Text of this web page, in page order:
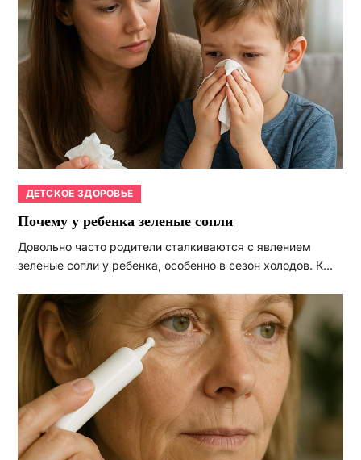
ДЕТСКОЕ ЗДОРОВЬЕ
Почему у ребенка зеленые сопли
Довольно часто родители сталкиваются с явлением
зеленые сопли у ребенка, особенно в сезон холодов. К…